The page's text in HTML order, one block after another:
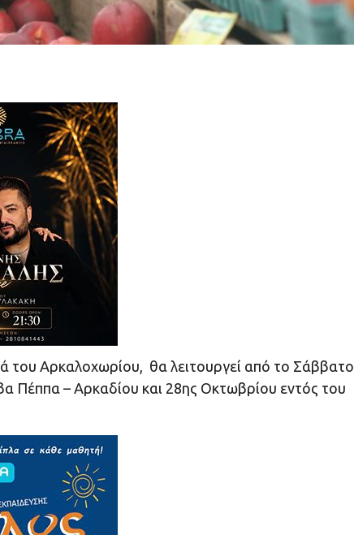
του Αρκαλοχωρίου, θα λειτουργεί από το Σάββατο
Πέππα – Αρκαδίου και 28ης Οκτωβρίου εντός του